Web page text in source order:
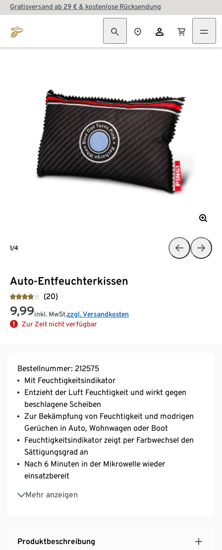
Gratisversand ab 29 € & kostenlose Rücksendung
Auto-Entfeuchterkissen
(20)
9,99inkl. MwSt.zzgl. Versandkosten
Zur Zeit nicht verfügbar
1/4
Bestellnummer: 212575
Mit Feuchtigkeitsindikator
Entzieht der Luft Feuchtigkeit und wirkt gegen
beschlagene Scheiben
Zur Bekämpfung von Feuchtigkeit und modrigen
Gerüchen in Auto, Wohnwagen oder Boot
Feuchtigkeitsindikator zeigt per Farbwechsel den
Sättigungsgrad an
Nach 6 Minuten in der Mikrowelle wieder
einsatzbereit
Mehr anzeigen
Tropft nicht – Außenmaterial bleibt trocken
Typ: LV-A300
Produktbeschreibung